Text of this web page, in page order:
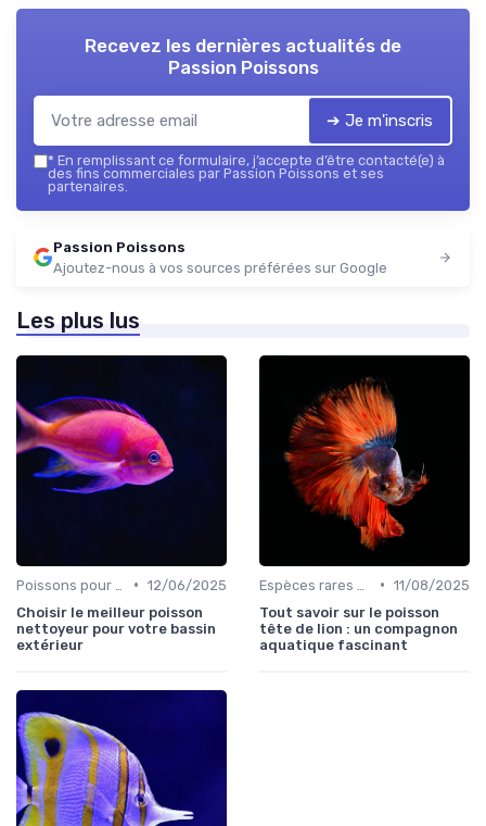
Recevez les dernières actualités de
Passion Poissons
➔ Je m'inscris
* En remplissant ce formulaire, j’accepte d’être contacté(e) à
des fins commerciales par Passion Poissons et ses
partenaires.
Passion Poissons
Ajoutez-nous à vos sources préférées sur Google
Les plus lus
• 12/06/2025
Choisir le meilleur poisson
nettoyeur pour votre bassin
extérieur
• 11/08/2025
Tout savoir sur le poisson
tête de lion : un compagnon
aquatique fascinant